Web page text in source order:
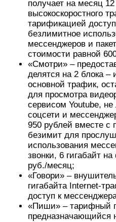
получает на месяц 12
высокоскоростного
тарификацией
безлимитное
мессенджеров и
стоимости равной
«Смотри» –
делятся на 2 блока –
основной трафик,
для просмотра
сервисом Youtube,
соцсети и
950 рублей вместе с
безимит для
использования
звонки, 6 гигабайт
руб./месяц;
«Говори» –
гигабайта Internet-
доступ к
«Пиши» – тарифный
предназначающийся